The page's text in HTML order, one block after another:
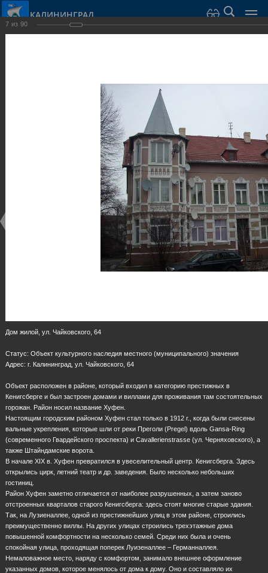
КАЛИНИНГРАД
7 из 90
Дом жилой, ул. Чайковского, 64
Статус: Объект культурного наследия местного (муниципального) значения
Адрес: г. Калининград, ул. Чайковского, 64
Объект расположен в районе, который входил в категорию престижных в
Кенигсберге и был застроен домами и виллами для проживания там состоятельных
горожан. Район носил название Хуфен.
Настоящим городским районом Хуфен стал только в 1912 г., когда были снесены
вальные укрепления, которые шли от реки Преголи (Pregel) вдоль Gansa-Ring
(современного Гвардейского проспекта) и Cavallerienstrasse (ул. Черняховского), а
также Штайндамские ворота.
В начале XIX в. Хуфен превратился в увеселительный центр. Кенигсберга. Здесь
открылись цирк, летний театр и др. заведения. Было несколько небольших
гостиниц.
Район Хуфен заметно отличается от наиболее разрушенных, а затем заново
отстроенных кварталов старого Кенигсберга: здесь стоят многие старые здания.
Так, на Лузиеналлее, одной из престижнейших улиц в этом районе, строились
преимущественно виллы. На других улицах строились трехэтажные дома
повышенной комфортности на несколько семей. Среди них была и очень
спокойная улица, проходящая поперек Луизеналлее – Германналлея.
Немаловажное место, наряду с комфортом, занимало внешнее оформление
указанных домов, которое менялось от дома к дому. Оно и составляло их